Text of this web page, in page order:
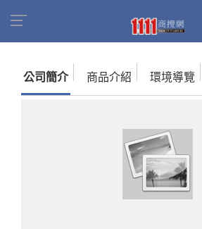
公司簡介 商品介紹 環境導覽